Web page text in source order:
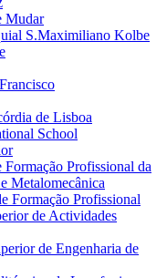
Mudar
S.Maximiliano Kolbe
de Lisboa
School
Profissional da
Metalomecânica
Formação Profissional
de Actividades
de Engenharia de